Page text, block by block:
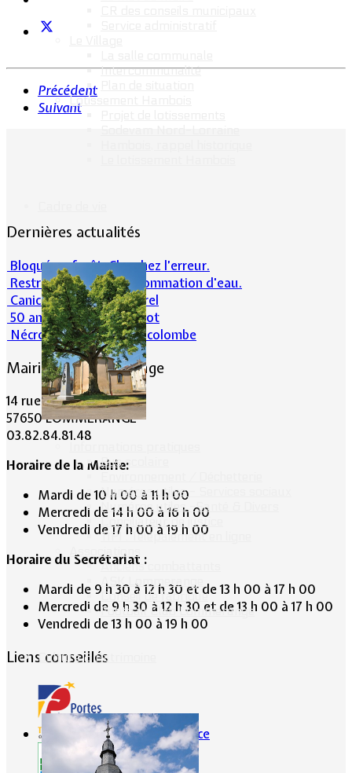
Intercommunalité
Lotissement Hambois
Bus scolaire
Numéros utiles - Services sociaux
Numéros utiles -Santé & Divers
Conciliateur de justice
TIPI : Télépaiement en ligne
Associations
Anciens combattants
ASK Lommerange
Conseil de fabrique
Football Club Lommerange
Culture & Patrimoine
Précédent
Suivant
Dernières actualités
Bloqué en forêt. Cherchez l’erreur.
Restrictions sur la consommation d'eau.
Canicule et milieu naturel
50 ans d’histoires de foot
Nécrologie : Norbert Lacolombe
Mairie de Lommerange
14 rue Maréchal Joffre
57650 LOMMERANGE
03.82.84.81.48
Horaire de la Mairie:
Mardi de 10 h 00 à 11 h 00
Mercredi de 14 h 00 à 16 h 00
Vendredi de 17 h 00 à 19 h 00
Horaire du Secrétariat :
Mardi de 9 h 30 à 12 h 30 et de 13 h 00 à 17 h 00
Mercredi de 9 h 30 à 12 h 30 et de 13 h 00 à 17 h 00
Vendredi de 13 h 00 à 19 h 00
Liens conseillés
Portes de France